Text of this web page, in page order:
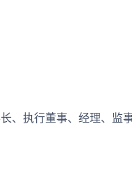
执行董事、经理、监